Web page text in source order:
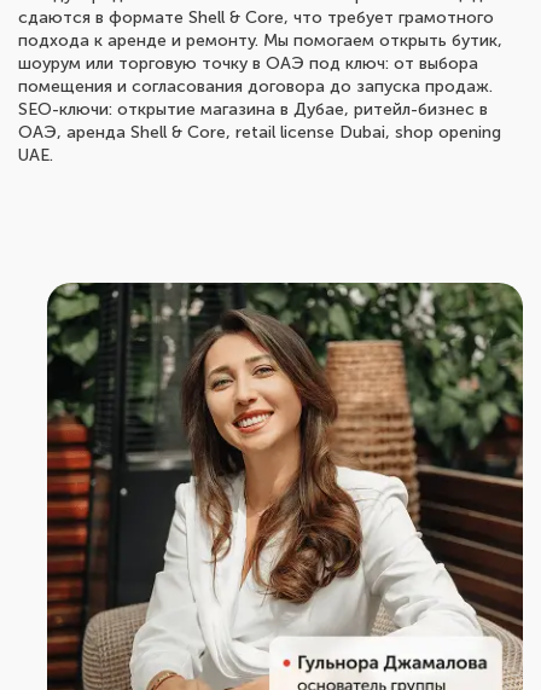
сдаются в формате Shell & Core, что требует грамотного
подхода к аренде и ремонту. Мы помогаем открыть бутик,
шоурум или торговую точку в ОАЭ под ключ: от выбора
помещения и согласования договора до запуска продаж.
SEO-ключи: открытие магазина в Дубае, ритейл-бизнес в
ОАЭ, аренда Shell & Core, retail license Dubai, shop opening
UAE.